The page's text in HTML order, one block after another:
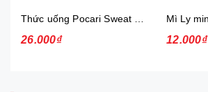
26.000₫ 12.000₫